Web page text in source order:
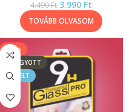
4.490Ft 3.990 Ft
TOVÁBB OLVASOM
-11%
ELFOGYOTT
KIEMELT